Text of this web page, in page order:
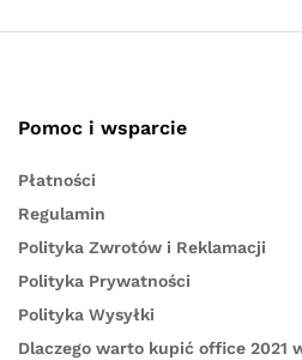
Pomoc i wsparcie
Płatności
Regulamin
Polityka Zwrotów i Reklamacji
Polityka Prywatności
Polityka Wysyłki
Dlaczego warto kupić office 2021